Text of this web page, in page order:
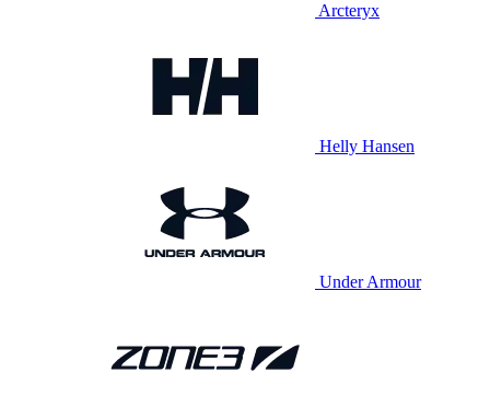
Arcteryx
Helly Hansen
Under Armour